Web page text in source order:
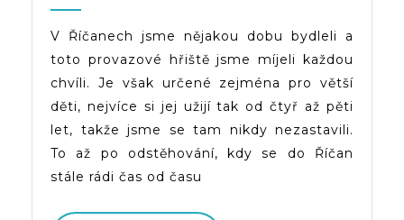
Větší
Děti
V
V Říčanech jsme nějakou dobu bydleli a
toto provazové hřiště jsme míjeli každou
chvíli. Je však určené zejména pro větší
děti, nejvíce si jej užijí tak od čtyř až pěti
let, takže jsme se tam nikdy nezastavili.
To až po odstěhování, kdy se do Říčan
stále rádi čas od času